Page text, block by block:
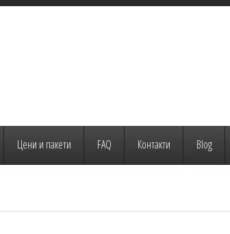
Цени и пакети FAQ Контакти Blog